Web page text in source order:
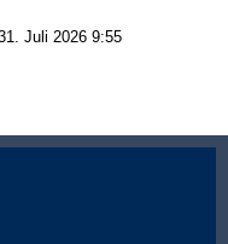
Juli 2026 9:55